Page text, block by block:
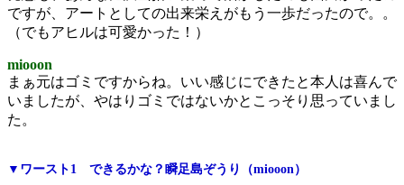
ですが、アートとしての出来栄えがもう一歩だったので。。
（でもアヒルは可愛かった！）
miooon
まぁ元はゴミですからね。いい感じにできたと本人は喜んで
いましたが、やはりゴミではないかとこっそり思っていまし
た。
▼ワースト1 できるかな？瞬足島ぞうり（miooon）